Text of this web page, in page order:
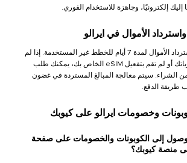
الأموال في ايرالو
تقدم ايرالو ضمان استرداد الأموال لمدة 7 أيام للخطط غير المستخدمة. إذا لم
تكن راضيًا عن مشترياتك أو لم تقم بتفعيل eSIM الخاص بك، يمكنك طلب
خلال 7 أيام من الشراء. سيتم معالجة المبالغ المستردة في غضون
وخصومات ايرالو على كيوبك
إلى الكوبونات والخصومات على صفحة
منصة كيوبك؟